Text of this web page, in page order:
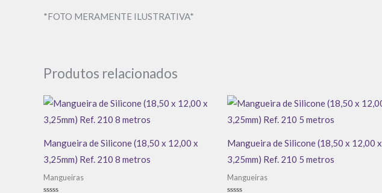
*FOTO MERAMENTE ILUSTRATIVA*
Produtos relacionados
Mangueira de Silicone (18,50 x 12,00 x
3,25mm) Ref. 210 8 metros
Mangueiras
Mangueira de Silicone (18,50 x 12,00 x
3,25mm) Ref. 210 5 metros
Mangueiras